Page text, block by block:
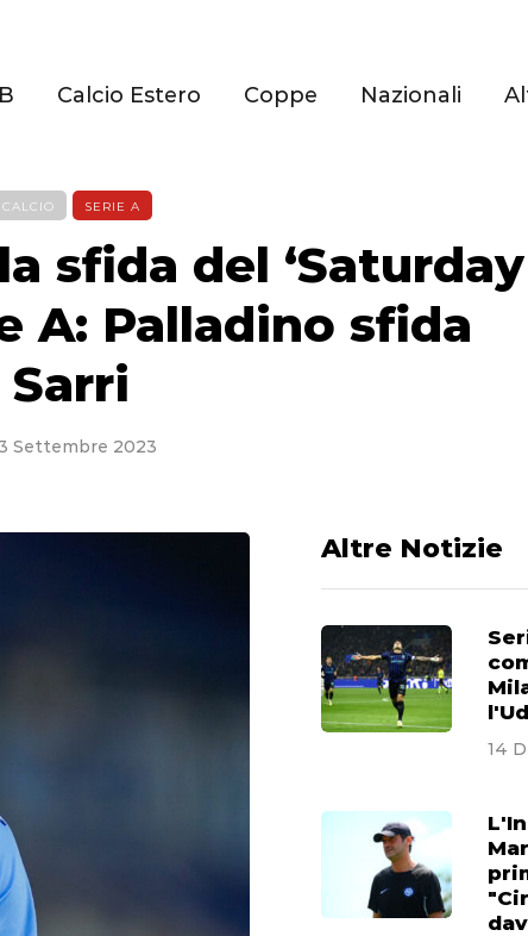
Calcio Estero Coppe Nazionali
CALCIO SERIE A
sfida del ‘Saturday
A: Palladino sfida
Sarri
Settembre 2023
Altre Notizie
14